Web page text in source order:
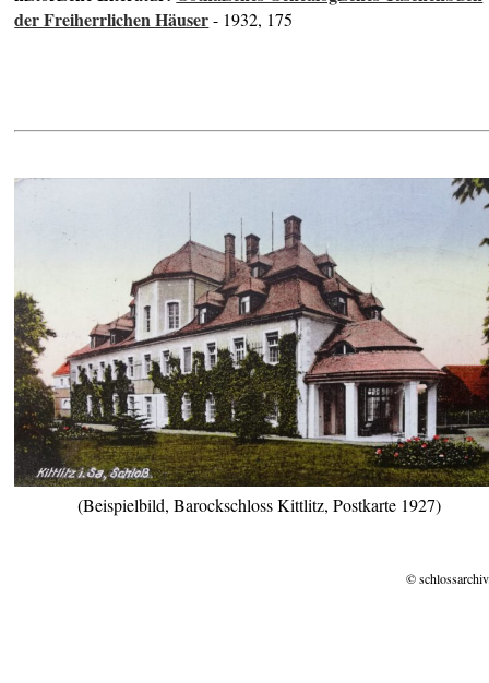
der Freiherrlichen Häuser- 1932, 175
(Beispielbild, Barockschloss Kittlitz, Postkarte 1927)
©